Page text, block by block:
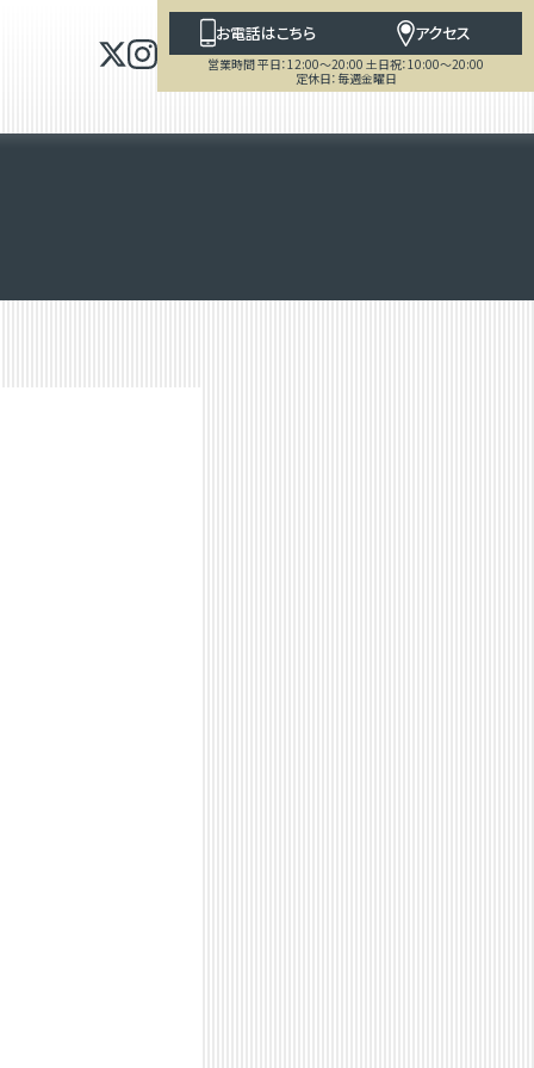
お電話はこちら アクセス
営業時間 平日：12:00～20:00 土日祝：10:00～20:00
定休日：毎週金曜日